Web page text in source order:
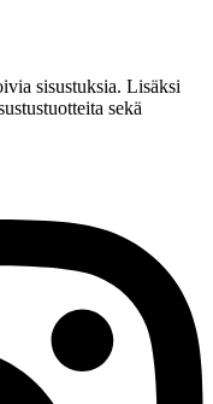
sisustuksia. Lisäksi
sekä